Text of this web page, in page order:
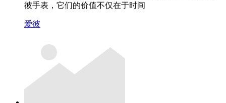
彼手表，它们的价值不仅在于时间
爱彼